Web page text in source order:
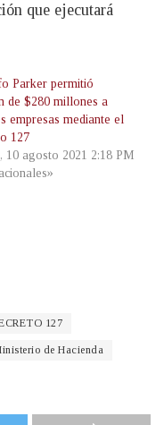
que ejecutará
Parker permitió
de $280 millones a
empresas mediante el
127
10 agosto 2021 2:18 PM
127
de Hacienda